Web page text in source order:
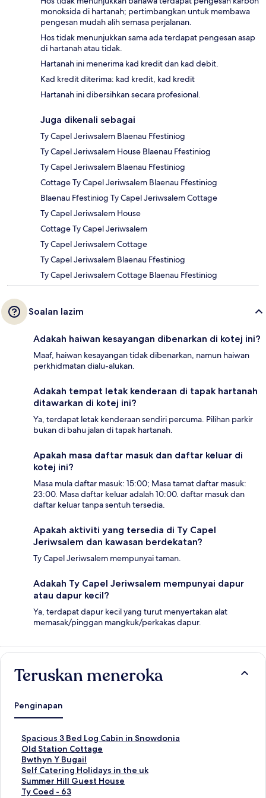
monoksida di hartanah; pertimbangkan untuk membawa
pengesan mudah alih semasa perjalanan.
Hos tidak menunjukkan sama ada terdapat pengesan asap
di hartanah atau tidak.
Hartanah ini menerima kad kredit dan kad debit.
Kad kredit diterima: kad kredit, kad kredit
Hartanah ini dibersihkan secara profesional.
Juga dikenali sebagai
Ty Capel Jeriwsalem Blaenau Ffestiniog
Ty Capel Jeriwsalem House Blaenau Ffestiniog
Ty Capel Jeriwsalem Blaenau Ffestiniog
Cottage Ty Capel Jeriwsalem Blaenau Ffestiniog
Blaenau Ffestiniog Ty Capel Jeriwsalem Cottage
Ty Capel Jeriwsalem House
Cottage Ty Capel Jeriwsalem
Ty Capel Jeriwsalem Cottage
Ty Capel Jeriwsalem Blaenau Ffestiniog
Ty Capel Jeriwsalem Cottage Blaenau Ffestiniog
Soalan lazim
Adakah haiwan kesayangan dibenarkan di kotej ini?
Maaf, haiwan kesayangan tidak dibenarkan, namun haiwan
perkhidmatan dialu-alukan.
Adakah tempat letak kenderaan di tapak hartanah
ditawarkan di kotej ini?
Ya, terdapat letak kenderaan sendiri percuma. Pilihan parkir
bukan di bahu jalan di tapak hartanah.
Apakah masa daftar masuk dan daftar keluar di
kotej ini?
Masa mula daftar masuk: 15:00; Masa tamat daftar masuk:
23:00. Masa daftar keluar adalah 10:00. daftar masuk dan
daftar keluar tanpa sentuh tersedia.
Apakah aktiviti yang tersedia di Ty Capel
Jeriwsalem dan kawasan berdekatan?
Ty Capel Jeriwsalem mempunyai taman.
Adakah Ty Capel Jeriwsalem mempunyai dapur
atau dapur kecil?
Ya, terdapat dapur kecil yang turut menyertakan alat
memasak/pinggan mangkuk/perkakas dapur.
Teruskan meneroka
Penginapan
Spacious 3 Bed Log Cabin in Snowdonia
P
a
u
t
a
n
Old Station Cottage
P
a
u
t
a
Bwthyn Y Bugail
P
a
u
t
Self Catering Holidays in the uk
P
a
u
Summer Hill Guest House
P
a
Ty Coed - 63
P